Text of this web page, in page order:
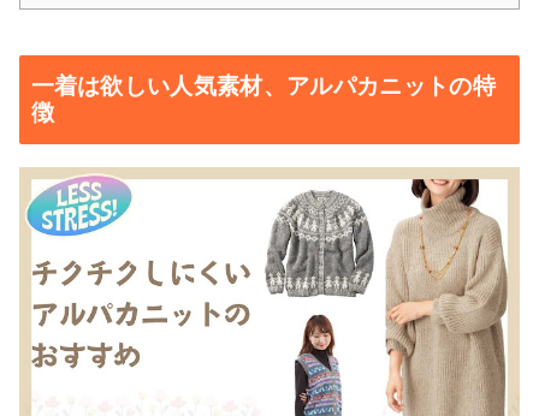
一着は欲しい人気素材、アルパカニットの特
徴